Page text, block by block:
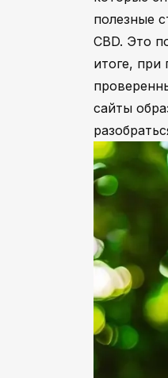
полезные
CBD. Это
итоге,
сайты